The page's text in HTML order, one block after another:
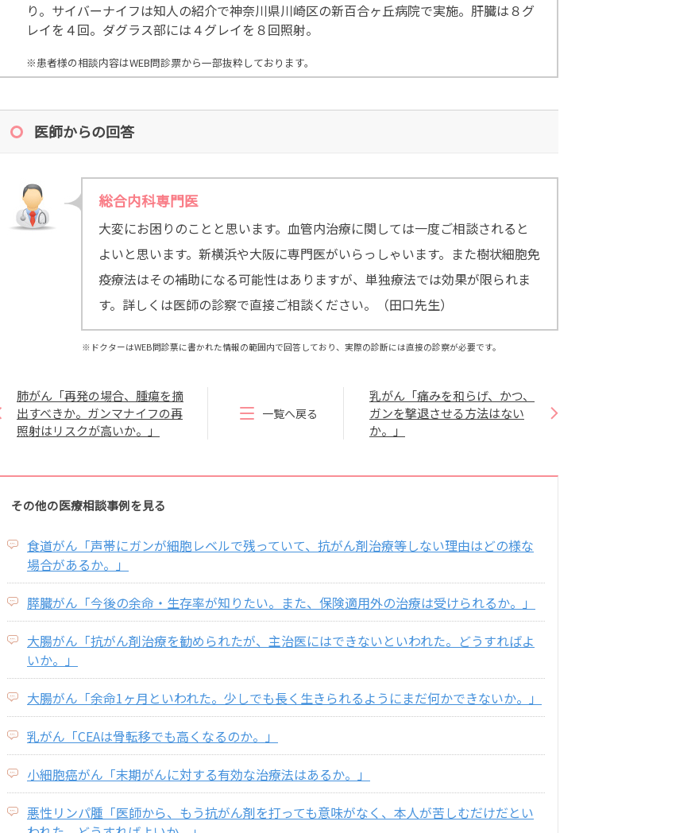
り。サイバーナイフは知人の紹介で神奈川県川崎区の新百合ヶ丘病院で実施。肝臓は８グ
レイを４回。ダグラス部には４グレイを８回照射。
※患者様の相談内容はWEB問診票から一部抜粋しております。
医師からの回答
総合内科専門医
大変にお困りのことと思います。血管内治療に関しては一度ご相談されると
よいと思います。新横浜や大阪に専門医がいらっしゃいます。また樹状細胞免
疫療法はその補助になる可能性はありますが、単独療法では効果が限られま
す。詳しくは医師の診察で直接ご相談ください。（田口先生）
※ドクターはWEB問診票に書かれた情報の範囲内で回答しており、実際の診断には直接の診察が必要です。
肺がん「再発の場合、腫瘍を摘
出すべきか。ガンマナイフの再
照射はリスクが高いか。」
一覧へ戻る
乳がん「痛みを和らげ、かつ、
ガンを撃退させる方法はない
か。」
その他の医療相談事例を見る
食道がん「声帯にガンが細胞レベルで残っていて、抗がん剤治療等しない理由はどの様な
場合があるか。」
膵臓がん「今後の余命・生存率が知りたい。また、保険適用外の治療は受けられるか。」
大腸がん「抗がん剤治療を勧められたが、主治医にはできないといわれた。どうすればよ
いか。」
大腸がん「余命1ヶ月といわれた。少しでも長く生きられるようにまだ何かできないか。」
乳がん「CEAは骨転移でも高くなるのか。」
小細胞癌がん「末期がんに対する有効な治療法はあるか。」
悪性リンパ腫「医師から、もう抗がん剤を打っても意味がなく、本人が苦しむだけだとい